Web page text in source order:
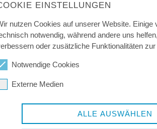
EINSTELLUNGEN
nutzen Cookies auf unserer Website. Einige
notwendig, während andere uns
oder zusätzliche Funktionalitäten
Notwendige Cookies
Externe Medien
ALLE AUSWÄHLEN